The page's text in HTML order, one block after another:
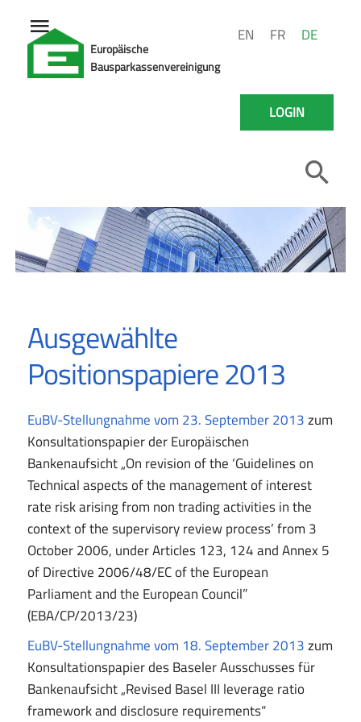
Europäische
Bausparkassenvereinigung
EN FR DE
LOGIN
Ausgewählte
Positionspapiere 2013
EuBV-Stellungnahme vom 23. September 2013zum
Konsultationspapier der Europäischen
Bankenaufsicht „On revision of the ‘Guidelines on
Technical aspects of the management of interest
rate risk arising from non trading activities in the
context of the supervisory review process’ from 3
October 2006, under Articles 123, 124 and Annex 5
of Directive 2006/48/EC of the European
Parliament and the European Council”
(EBA/CP/2013/23)
EuBV-Stellungnahme vom 18. September 2013zum
Konsultationspapier des Baseler Ausschusses für
Bankenaufsicht „Revised Basel III leverage ratio
framework and disclosure requirements“